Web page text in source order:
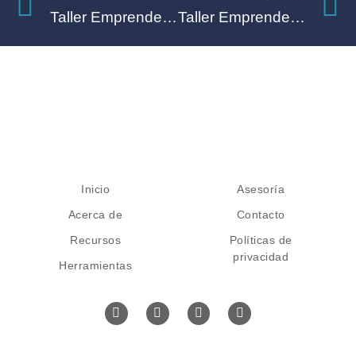
Taller Emprende Presencial Taller Emprende Autogestionado
Inicio
Acerca de
Recursos
Herramientas
Asesoría
Contacto
Políticas de
privacidad